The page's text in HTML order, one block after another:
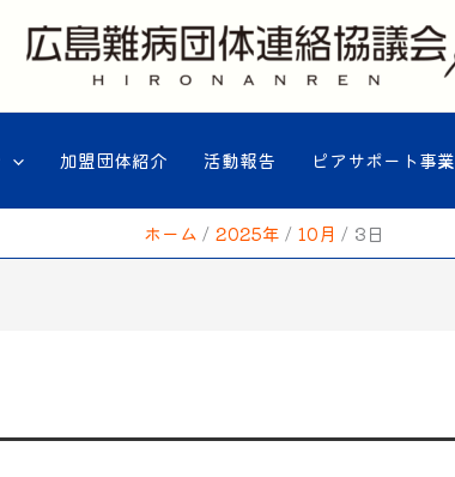
加盟団体紹介 活動報告 ピアサポート事業
ホーム 2025年 10月 3日